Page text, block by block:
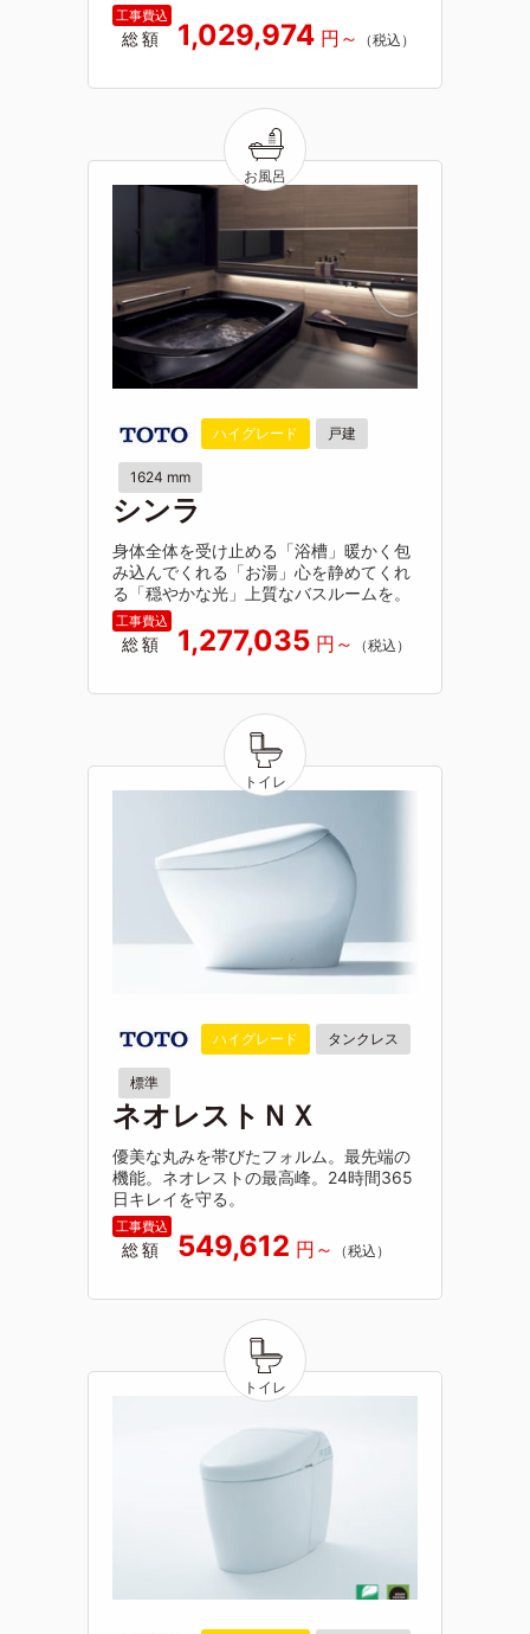
総額 1,029,974
ハイグレード 戸建
1624 mm
シンラ
身体全体を受け止める「浴槽」暖かく包
み込んでくれる「お湯」心を静めてくれ
る「穏やかな光」上質なバスルームを。
総額 1,277,035
ハイグレード タンクレス
標準
ネオレストＮＸ
優美な丸みを帯びたフォルム。最先端の
機能。ネオレストの最高峰。24時間365
日キレイを守る。
総額 549,612